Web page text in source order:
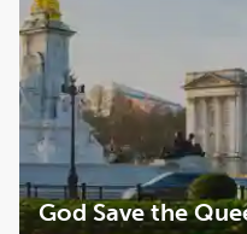
God Save the